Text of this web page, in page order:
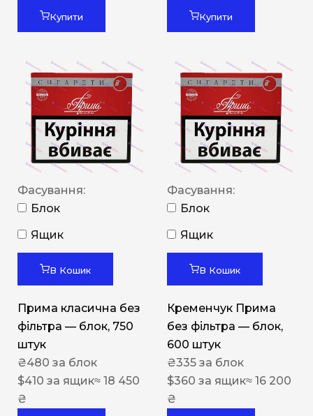
Купити Купити
Фасування:
Блок
Ящик
В Кошик
Прима класична без
фільтра — блок, 750
штук
₴480 за блок
$410 за ящик≈ 18 450
₴
Фасування:
Блок
Ящик
В Кошик
Кременчук Прима
без фільтра — блок,
600 штук
₴335 за блок
$360 за ящик≈ 16 200
₴